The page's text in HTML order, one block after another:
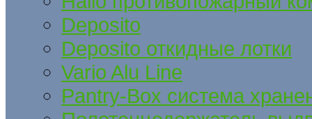
Deposito
Deposito откидные лотки
Vario Alu Line
Pantry-Box система